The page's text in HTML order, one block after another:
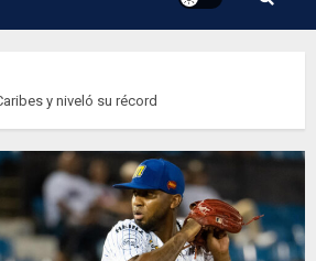
y niveló su récord